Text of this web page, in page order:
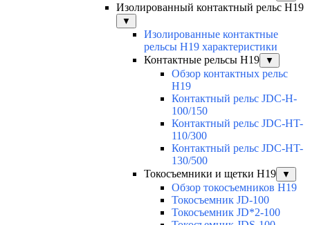
Изолированный контактный рельс Н19
▼
Изолированные контактные
рельсы Н19 характеристики
Контактные рельсы H19
▼
Обзор контактных рельс
H19
Контактный рельс JDC-H-
100/150
Контактный рельс JDC-HT-
110/300
Контактный рельс JDC-HT-
130/500
Токосъемники и щетки H19
▼
Обзор токосъемников H19
Токосъемник JD-100
Токосъемник JD*2-100